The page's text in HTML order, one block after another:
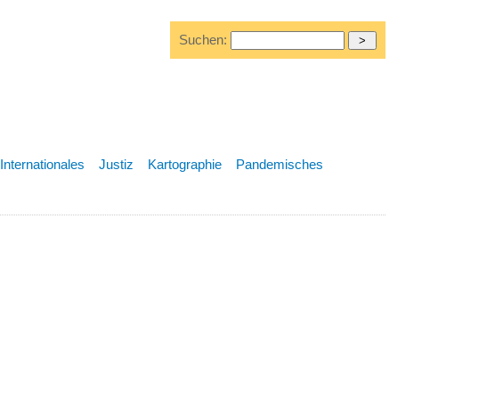
Suchen:
Internationales Justiz Kartographie
Pandemisches